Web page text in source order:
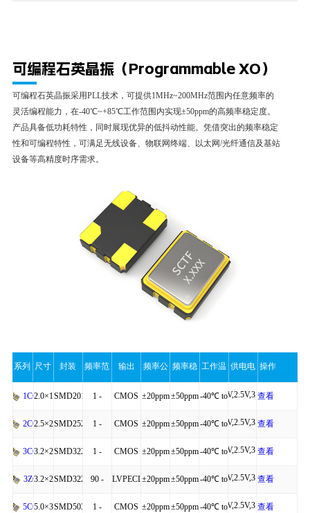
细
可编程石英晶振（Programmable XO）
可编程石英晶振采用PLL技术，可提供1MHz~200MHz范围内任意频率的
灵活编程能力，在-40℃~+85℃工作范围内实现±50ppm的高频率稳定度。
产品具备低功耗特性，同时展现优异的低抖动性能。凭借突出的频率稳定
性和可编程特性，可满足无线设备、物联网终端、以太网/光纤通信及基站
设备等高精度时序需求。
系列 尺寸 封装 频率范
围
输出 频率公
差
频率稳
定性
工作温
度
供电电
压
操作
1CQ2.0×1.6×0.75
SMD2016-
4P
1 -
200MHz
CMOS ±20ppm±50ppm-40℃ to
+85℃
1.8V,2.5V,3.3V
查看
详细
2CQ2.5×2.0×0.81
SMD2520-
4P
1 -
200MHz
CMOS ±20ppm±50ppm-40℃ to
+85℃
1.8V,2.5V,3.3V
查看
详细
3CQ3.2×2.5×0.95
SMD3225-
4P
1 -
200MHz
CMOS ±20ppm±50ppm-40℃ to
+85℃
1.8V,2.5V,3.3V
查看
详细
3ZQ3.2×2.5×0.90
SMD3225-
6P
90 -
200MHz
LVPECL,LVDS
,HCSL
±20ppm±50ppm-40℃ to
+85℃
1.8V,2.5V,3.3V
查看
详细
5CQ5.0×3.2×1.20
SMD5032- 1 - CMOS ±20ppm±50ppm-40℃ to1.8V,2.5V,3.3V
查看